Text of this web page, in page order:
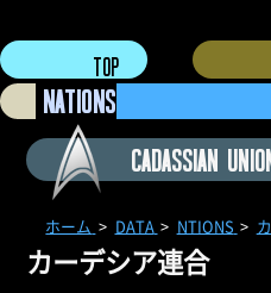
CADASSIAN
ホーム DATA NTIONS
カーデシア連合